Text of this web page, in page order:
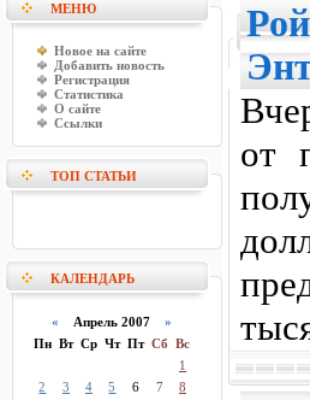
МЕНЮ
Новое на сайте
Добавить новость
Регистрация
Статистика
О сайте
Ссылки
ТОП СТАТЬИ
КАЛЕНДАРЬ
« Апрель 2007 »
Пн Вт Ср Чт Пт Сб Вс
1
2
3 4 5 6 7
8
от